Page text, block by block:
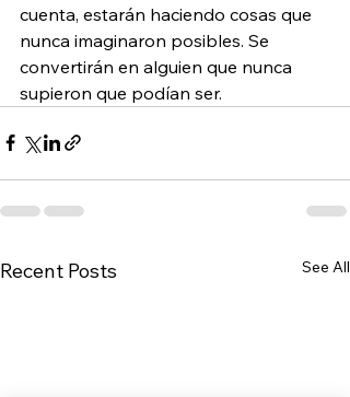
cuenta, estarán haciendo cosas que
nunca imaginaron posibles. Se
convertirán en alguien que nunca
supieron que podían ser.
Recent Posts See All